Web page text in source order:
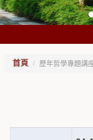
首頁 歷年哲學專題講